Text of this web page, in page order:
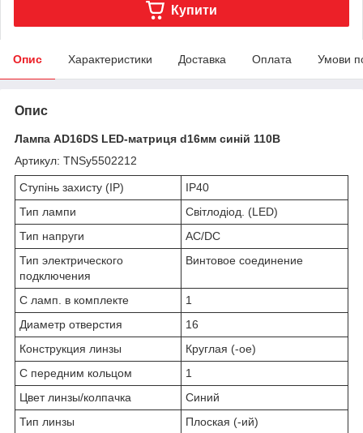
Купити
Опис Характеристики Доставка Оплата Умови
Опис
Лампа AD16DS LED-матриця d16мм синій 110В
Артикул: TNSy5502212
Ступінь захисту (IP)
IP40
Тип лампи
Світлодіод. (LED)
Тип напруги
AC/DC
Тип электрического
подключения
Винтовое соединение
С ламп. в комплекте
1
Диаметр отверстия
16
Конструкция линзы
Круглая (-ое)
С передним кольцом
1
Цвет линзы/колпачка
Синий
Тип линзы
Плоская (-ий)